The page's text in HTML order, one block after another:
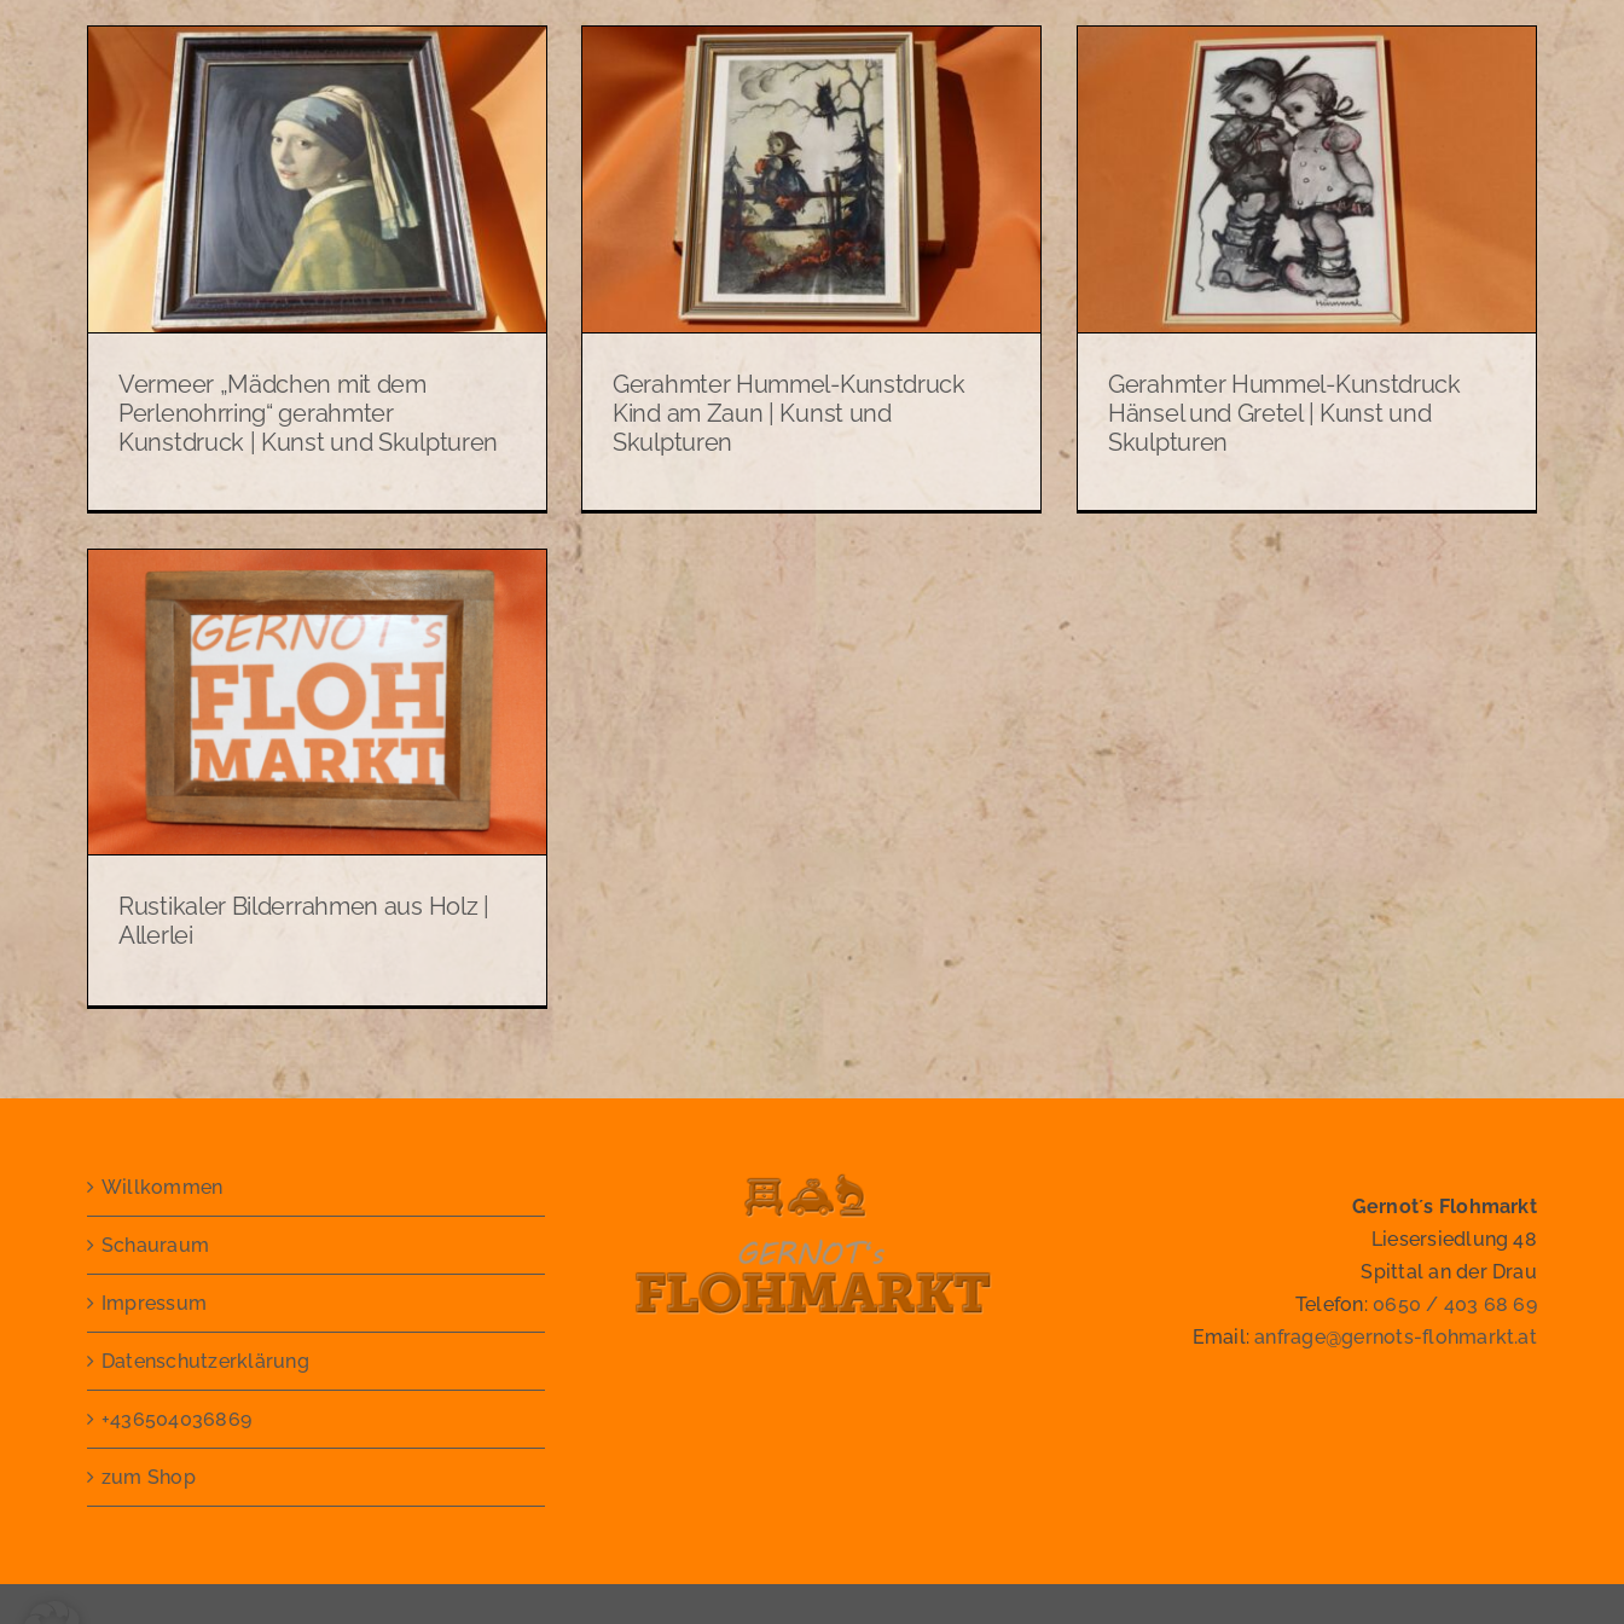
Vermeer „Mädchen mit dem
Perlenohrring“ gerahmter
Kunstdruck | Kunst und Skulpturen
Gerahmter Hummel-
Kunstdruck Kind am Zaun |
Kunst und Skulpturen
Bilder Kunst und Skulpturen
Gerahmter Hummel-Kunstdruck
Kind am Zaun | Kunst und
Skulpturen
Gerahmter Hummel-
Kunstdruck Hänsel und
Gretel | Kunst und Skulpturen
Bilder Kunst und Skulpturen
Gerahmter Hummel-Kunstdruck
Hänsel und Gretel | Kunst und
Skulpturen
Rustikaler Bilderrahmen aus Holz |
Allerlei
Willkommen
Schauraum
Impressum
Datenschutzerklärung
+436504036869
zum Shop
Gernot´s Flohmarkt
Liesersiedlung 48
Spittal an der Drau
Telefon: 0650 / 403 68 69
Email:anfrage@gernots-flohmarkt.at